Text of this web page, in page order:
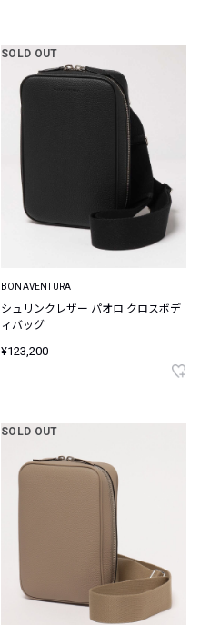
SOLD OUT
BONAVENTURA
シュリンクレザー パオロ クロスボデ
ィバッグ
¥123,200
SOLD OUT